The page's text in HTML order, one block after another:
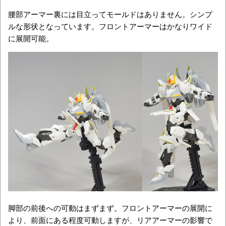
腰部アーマー裏には目立ってモールドはありません。シンプ
ルな形状となっています。フロントアーマーはかなりワイド
に展開可能。
脚部の前後への可動はまずまず。フロントアーマーの展開に
より、前面にある程度可動しますが、リアアーマーの影響で